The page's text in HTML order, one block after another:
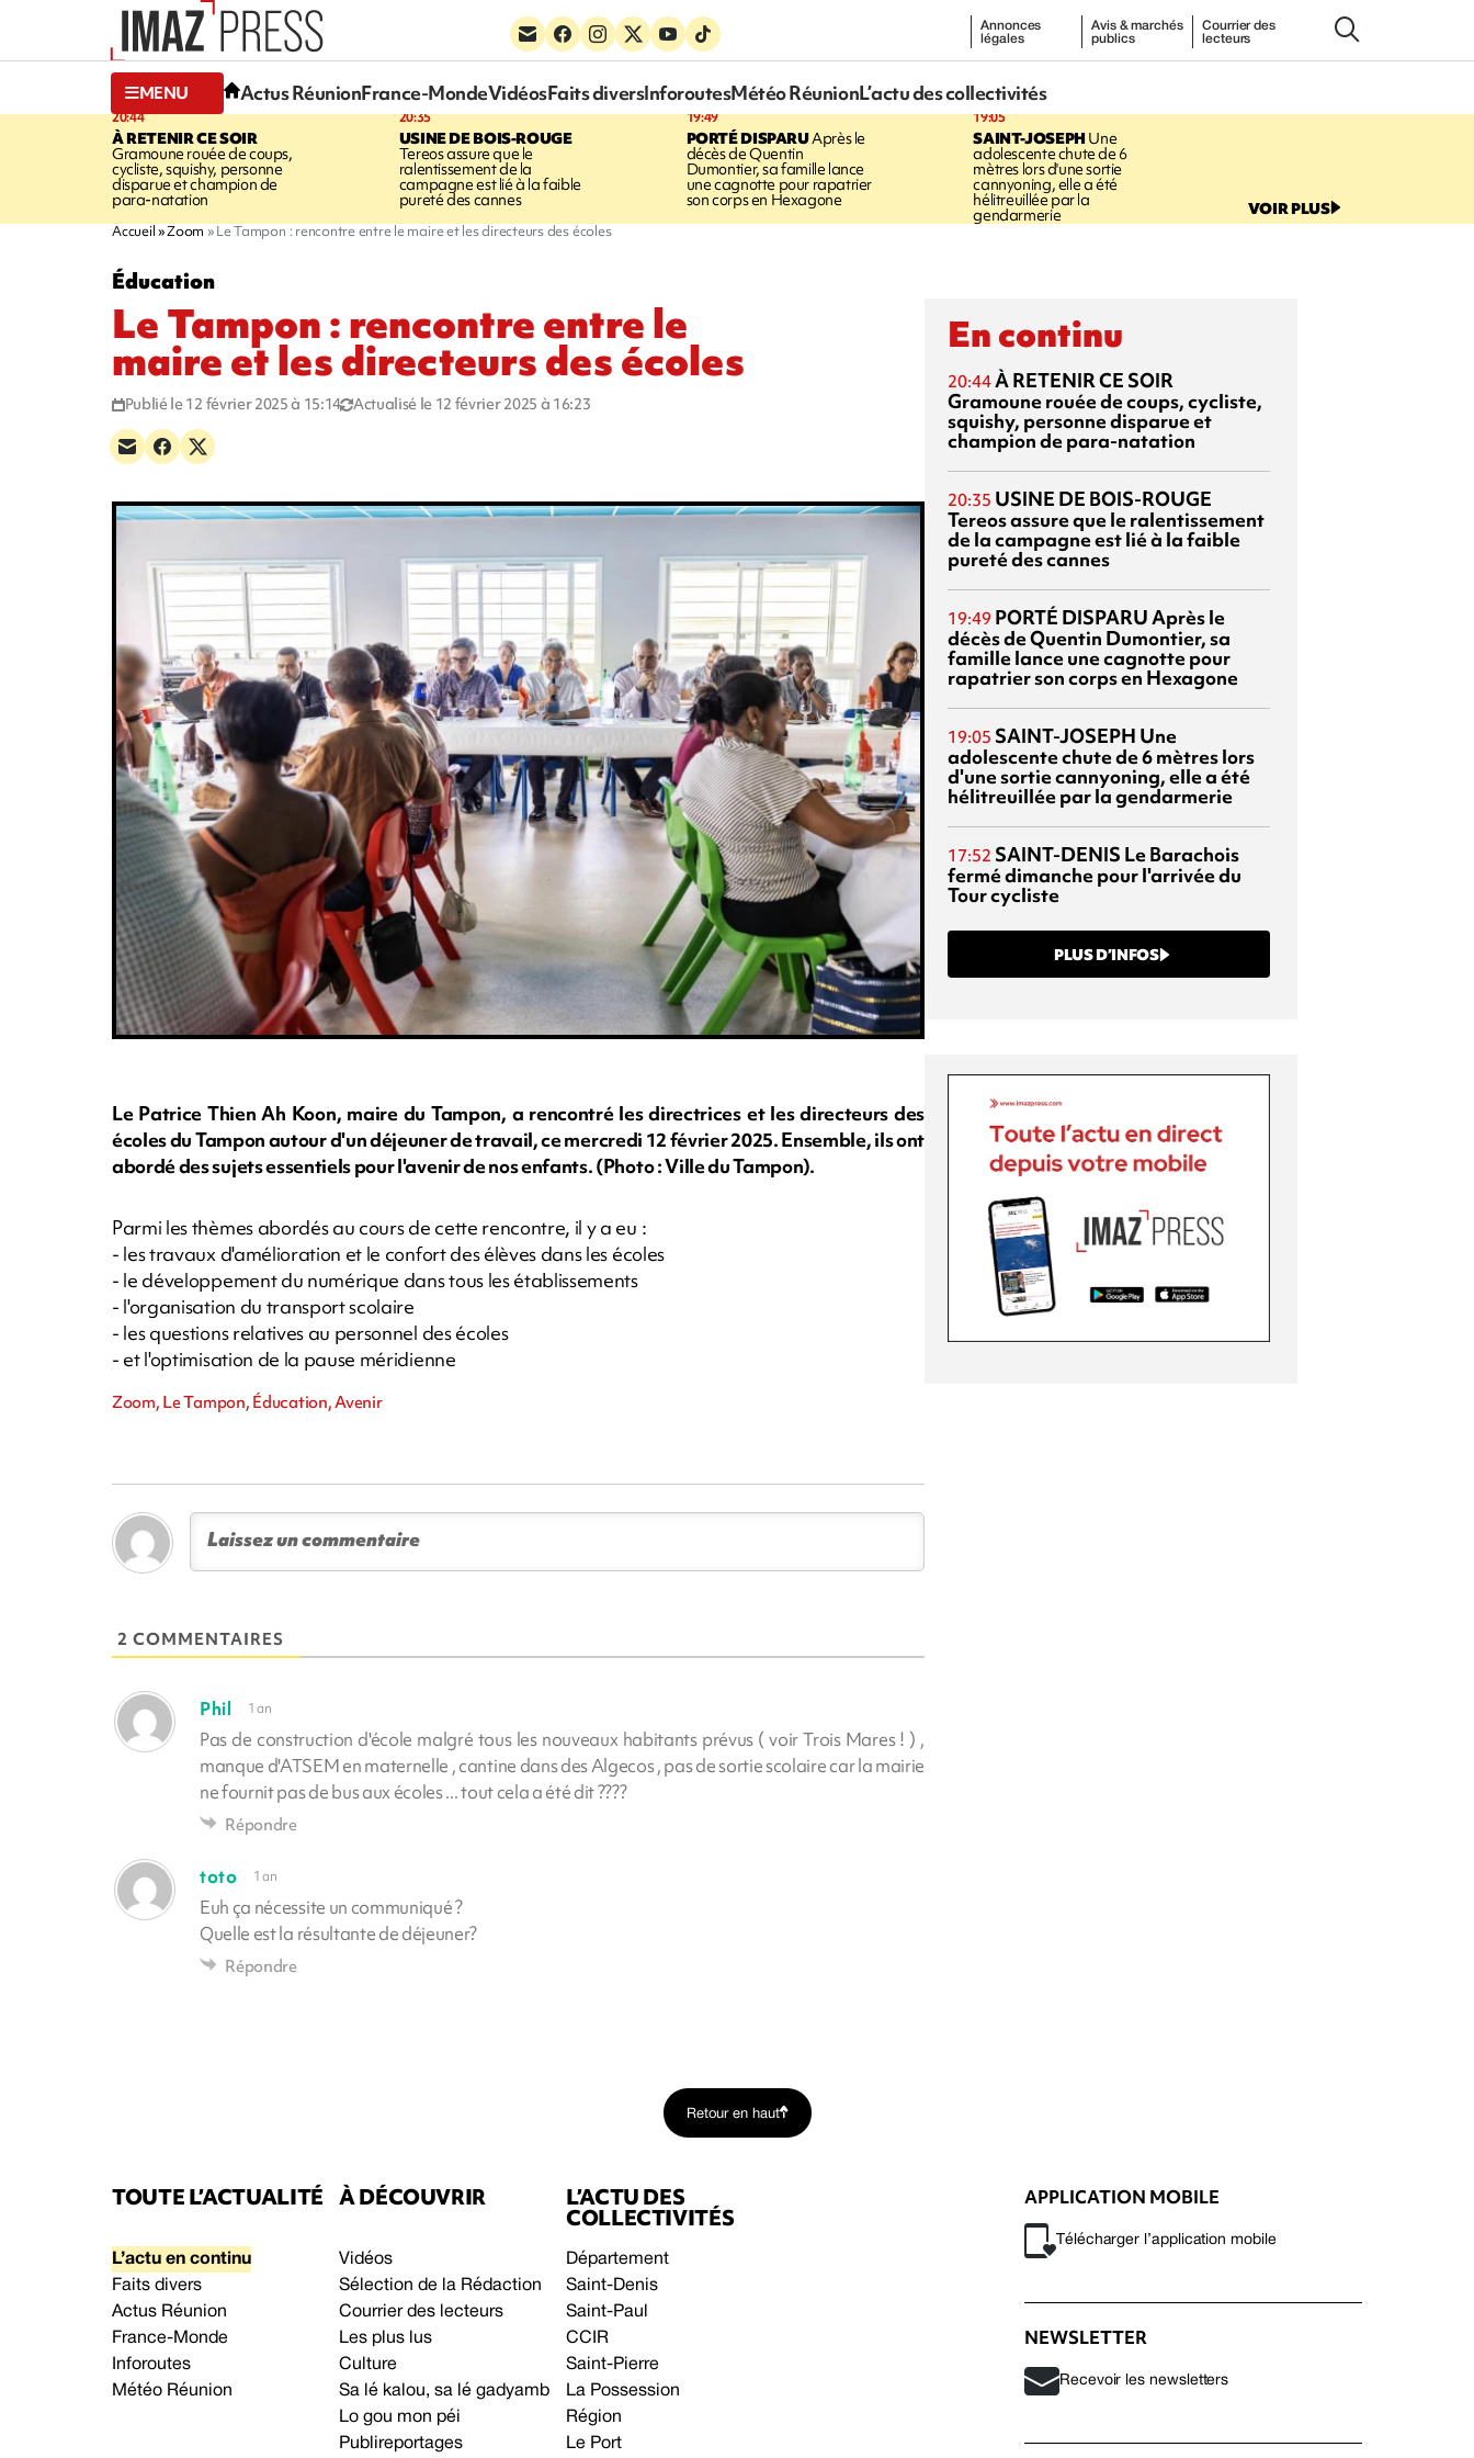
Annonces
légales
Avis & marchés
publics
Courrier des
lecteurs
MENU Actus RéunionFrance-MondeVidéosFaits diversInforoutesMétéo RéunionL’actu des collectivités
20:44
À RETENIR CE SOIR
Gramoune rouée de coups,
cycliste, squishy, personne
disparue et champion de
para-natation
20:35
USINE DE BOIS-ROUGE
Tereos assure que le
ralentissement de la
campagne est lié à la faible
pureté des cannes
19:49
PORTÉ DISPARUAprès le
décès de Quentin
Dumontier, sa famille lance
une cagnotte pour rapatrier
son corps en Hexagone
19:05
SAINT-JOSEPHUne
adolescente chute de 6
mètres lors d'une sortie
cannyoning, elle a été
hélitreuillée par la
gendarmerie VOIR PLUS
Accueil Zoom Le Tampon : rencontre entre le maire et les directeurs des écoles
Éducation
Le Tampon : rencontre entre le
maire et les directeurs des écoles
Publié le 12 février 2025 à 15:14 Actualisé le 12 février 2025 à 16:23
Le Patrice Thien Ah Koon, maire du Tampon, a rencontré les directrices et les directeurs des
écoles du Tampon autour d'un déjeuner de travail, ce mercredi 12 février 2025. Ensemble, ils ont
abordé des sujets essentiels pour l'avenir de nos enfants. (Photo : Ville du Tampon).
Parmi les thèmes abordés au cours de cette rencontre, il y a eu :
- les travaux d'amélioration et le confort des élèves dans les écoles
- le développement du numérique dans tous les établissements
- l'organisation du transport scolaire
- les questions relatives au personnel des écoles
- et l'optimisation de la pause méridienne
Zoom, Le Tampon, Éducation, Avenir
2 COMMENTAIRES
Phil 1 an
Pas de construction d'école malgré tous les nouveaux habitants prévus ( voir Trois Mares ! ) ,
manque d'ATSEM en maternelle , cantine dans des Algecos , pas de sortie scolaire car la mairie
ne fournit pas de bus aux écoles ... tout cela a été dit ????
Répondre
toto 1 an
Euh ça nécessite un communiqué ?
Quelle est la résultante de déjeuner?
Répondre
En continu
20:44À RETENIR CE SOIR
Gramoune rouée de coups, cycliste,
squishy, personne disparue et
champion de para-natation
20:35 USINE DE BOIS-ROUGE
Tereos assure que le ralentissement
de la campagne est lié à la faible
pureté des cannes
19:49 PORTÉ DISPARUAprès le
décès de Quentin Dumontier, sa
famille lance une cagnotte pour
rapatrier son corps en Hexagone
19:05 SAINT-JOSEPH Une
adolescente chute de 6 mètres lors
d'une sortie cannyoning, elle a été
hélitreuillée par la gendarmerie
17:52 SAINT-DENIS Le Barachois
fermé dimanche pour l'arrivée du
Tour cycliste
PLUS D’INFOS
Retour en haut
TOUTE L’ACTUALITÉ
L’actu en continu
Faits divers
Actus Réunion
France-Monde
Inforoutes
Météo Réunion
À DÉCOUVRIR
Vidéos
Sélection de la Rédaction
Courrier des lecteurs
Les plus lus
Culture
Sa lé kalou, sa lé gadyamb
Lo gou mon péi
Publireportages
L’ACTU DES
COLLECTIVITÉS
Département
Saint-Denis
Saint-Paul
CCIR
Saint-Pierre
La Possession
Région
Le Port
APPLICATION MOBILE
Télécharger l’application mobile
NEWSLETTER
Recevoir les newsletters